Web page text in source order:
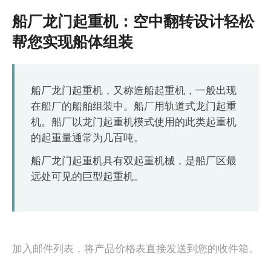
船厂龙门起重机：空中翻转设计轻松
帮您实现船体组装
船厂龙门起重机，又称造船起重机，一般出现
在船厂的船舶组装中。船厂用轨道式龙门起重
机。船厂以龙门起重机模式使用的此类起重机
的起重量通常为几百吨。
船厂龙门起重机具有双起重机械，是船厂区最
远处可见的巨型起重机。
加入邮件列表，将产品价格表直接发送到您的收件箱。
Беларуская мова
Kiswahili
Dansk
Norsk
O‘zbekcha